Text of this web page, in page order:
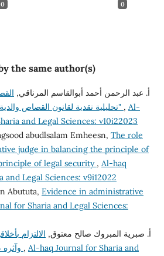
0 0
the same author(s)
أ. عبد الرحمن أحمد أبوالقاسم المرناقي,
تحليلية نقدية لقانون القصاص والدية في التشريع الليبي" , Al-
and Legal Sciences: v10i22023
abudlsalam Emheesn, The role
judge in balancing the principle of
of legal security , Al-haq
and Legal Sciences: v9i12022
Abututa, Evidence in administrative
for Sharia and Legal Sciences:
أ‌. صبرية المبروك صالح معتوق, الالتزام
, Al-haq Journal for Sharia and